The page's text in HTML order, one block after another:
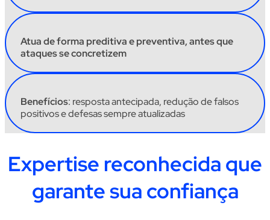
Atua de forma preditiva e preventiva, antes que
ataques se concretizem
Benefícios: resposta antecipada, redução de falsos
positivos e defesas sempre atualizadas
Expertise reconhecida que
garante sua confiança